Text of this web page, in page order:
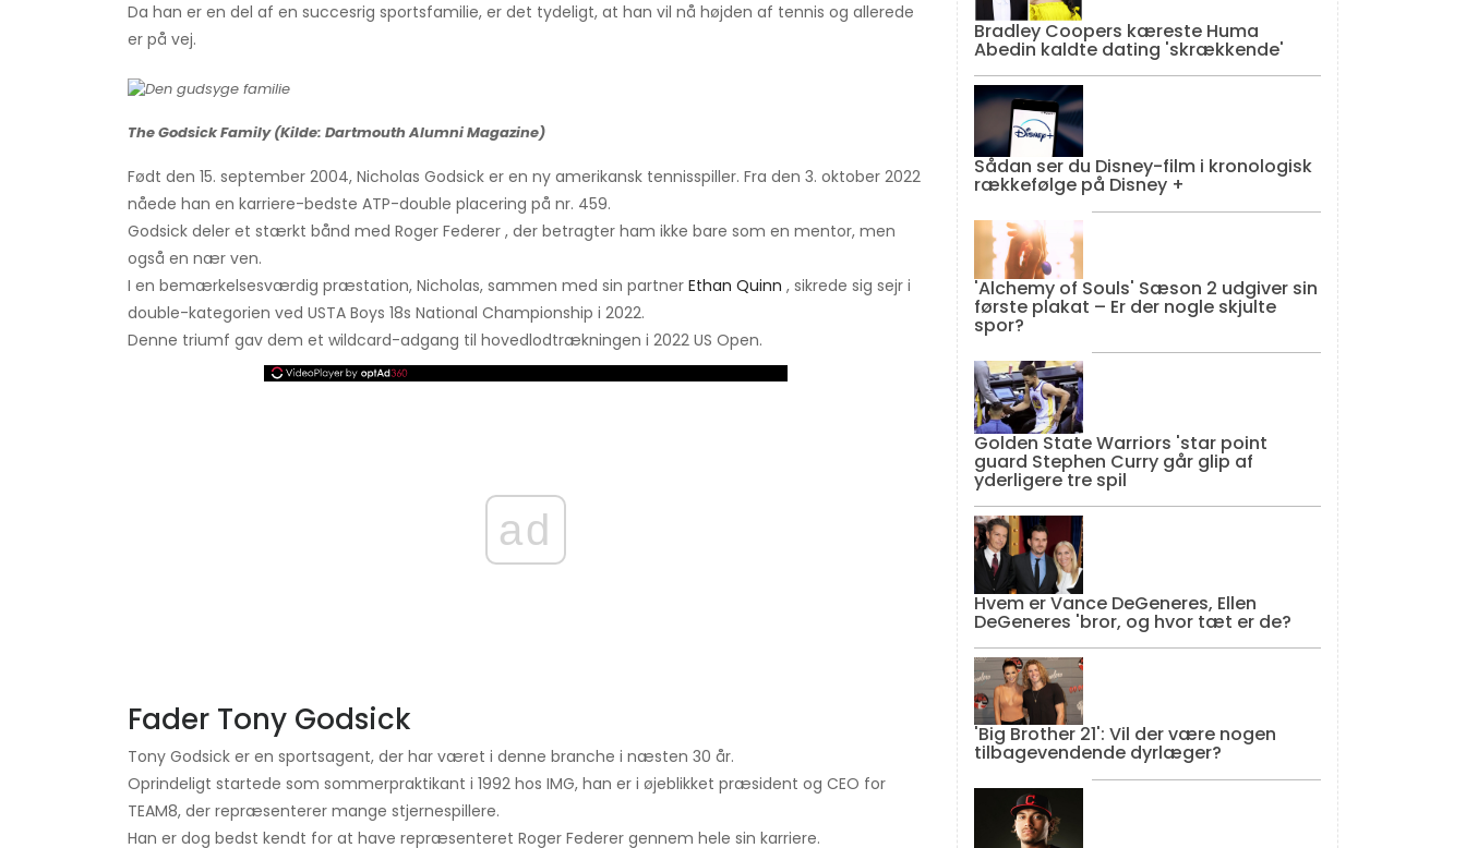
Da han er en del af en succesrig sportsfamilie, er det tydeligt, at han vil nå højden af ​​tennis og allerede
er på vej.
The Godsick Family (Kilde: Dartmouth Alumni Magazine)
Født den 15. september 2004, Nicholas Godsick er en ny amerikansk tennisspiller. Fra den 3. oktober 2022
nåede han en karriere-bedste ATP-double placering på nr. 459.
Godsick deler et stærkt bånd med Roger Federer , der betragter ham ikke bare som en mentor, men
også en nær ven.
I en bemærkelsesværdig præstation, Nicholas, sammen med sin partner Ethan Quinn , sikrede sig sejr i
double-kategorien ved USTA Boys 18s National Championship i 2022.
Denne triumf gav dem et wildcard-adgang til hovedlodtrækningen i 2022 US Open.
ad
Fader Tony Godsick
Tony Godsick er en sportsagent, der har været i denne branche i næsten 30 år.
Oprindeligt startede som sommerpraktikant i 1992 hos IMG, han er i øjeblikket præsident og CEO for
TEAM8, der repræsenterer mange stjernespillere.
Han er dog bedst kendt for at have repræsenteret Roger Federer gennem hele sin karriere.
Bradley Coopers kæreste Huma
Abedin kaldte dating 'skrækkende'
Sådan ser du Disney-film i kronologisk
rækkefølge på Disney +
'Alchemy of Souls' Sæson 2 udgiver sin
første plakat – Er der nogle skjulte
spor?
Golden State Warriors 'star point
guard Stephen Curry går glip af
yderligere tre spil
Hvem er Vance DeGeneres, Ellen
DeGeneres 'bror, og hvor tæt er de?
'Big Brother 21': Vil der være nogen
tilbagevendende dyrlæger?